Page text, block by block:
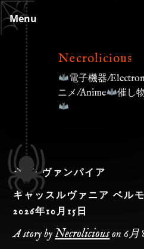
Skip
to
content
Menu
Necrolicious
電子機器/
ニメ/Anime
催し
タグ:ヴァンパイア
キャッスルヴァニア ベル
2026年10月15日
A story by Necroliciouson 6月